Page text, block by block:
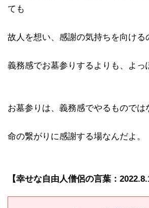
ても
故人を想い、感謝の気持ちを向ける
義務感でお墓参りするよりも、よっ
お墓参りは、義務感でやるものでは
命の繋がりに感謝する場なんだよ。
【幸せな自由人僧侶の言葉：